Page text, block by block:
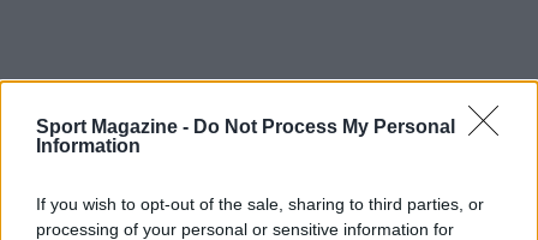
Sport Magazine - Do Not Process My Personal
Information
If you wish to opt-out of the sale, sharing to third parties, or
processing of your personal or sensitive information for